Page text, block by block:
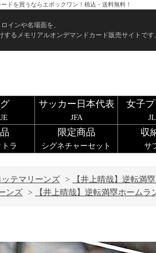
ドを買うならエポックワン！税込・送料無料！
インや名場面を、
るメモリアルオンデマンドカード販売サイトです
サッカー日本代表
JFA
女子
ラ
限定商品
シグネチャーセット
収
サ
テマリーンズ >
【井上晴哉】逆転満
ンズ > 【井上晴哉】逆転満塁ホームラ